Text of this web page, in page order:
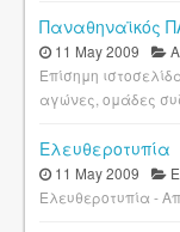
Παναθηναϊκός
11 May 2009
Επίσημη
αγώνες, ομάδες
Ελευθεροτυπία
11 May 2009
Ελευθεροτυπία -